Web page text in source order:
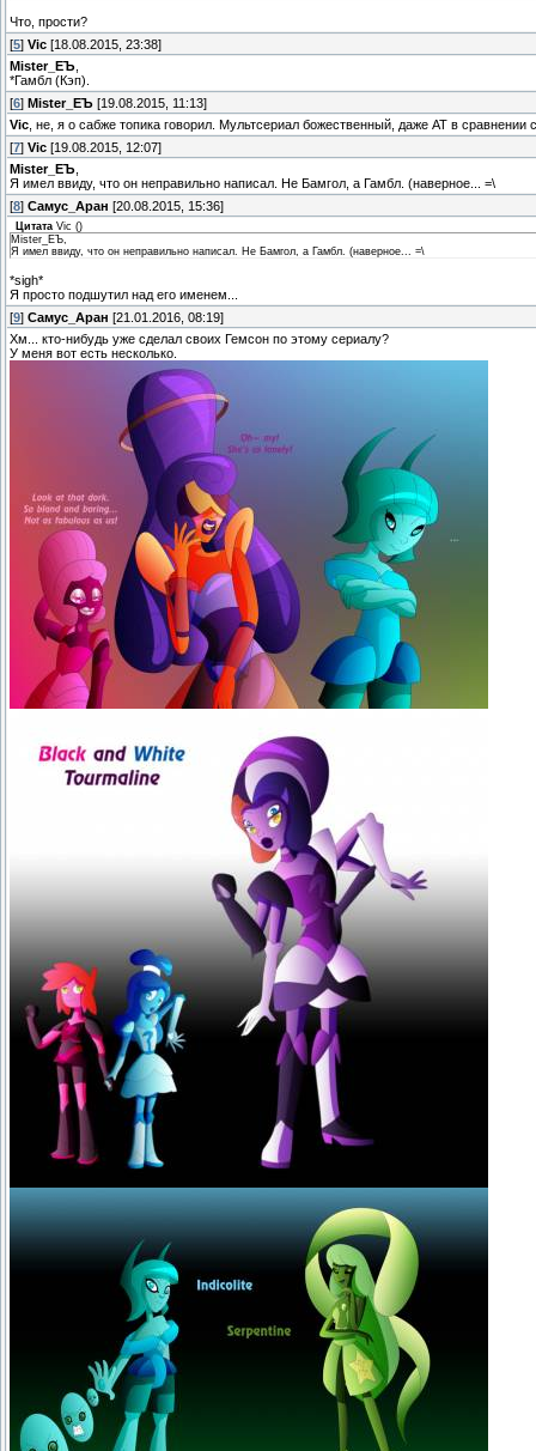
Что, прости?
[5] Vic [18.08.2015, 23:38]
Mister_EЪ
*Гамбл (Кэп).
[6] Mister_EЪ [19.08.2015, 11:13]
Vic , не, я о сабже топика говорил. Мультсериал божественный, даже АТ в
[7] Vic [19.08.2015, 12:07]
Mister_EЪ
Я имел ввиду, что он неправильно написал. Не Бамгол, а Гамбл. (наверное... =\
[8] Самус_Аран [20.08.2015, 15:36]
Цитата Vic ()
Mister_EЪ,
Я имел ввиду, что он неправильно написал. Не Бамгол, а Гамбл. (наверное... =\
*sigh*
Я просто подшутил над его именем...
[9] Самус_Аран [21.01.2016, 08:19]
Хм... кто-нибудь уже сделал своих Гемсон по этому сериалу?
У меня вот есть несколько.